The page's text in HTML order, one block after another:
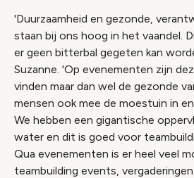
'Duurzaamheid en gezonde,
staan bij ons hoog in het vaandel.
er geen bitterbal gegeten kan
Suzanne. 'Op evenementen zijn
vinden maar dan wel de gezonde
mensen ook mee de moestuin in
We hebben een gigantische
water en dit is goed voor
Qua evenementen is er heel veel
teambuilding events,